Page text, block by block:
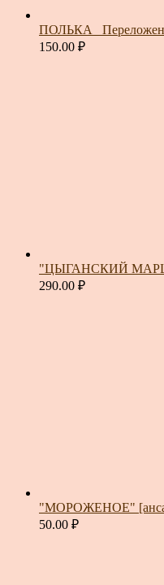
ПОЛЬКА_
150.00 ₽
"ЦЫГАНСКИЙ МАРШ"
290.00 ₽
"МОРОЖЕНОЕ"
50.00 ₽